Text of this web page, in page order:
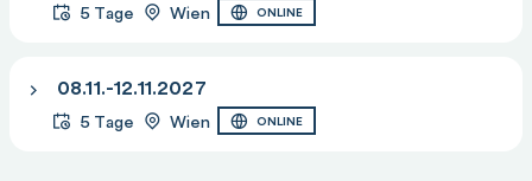
5 Tage Wien ONLINE
08.11.-12.11.2027
5 Tage Wien ONLINE